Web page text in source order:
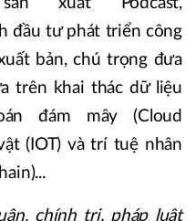
đầu tư phát triển công
bản, chú trọng đưa
trên khai thác dữ liệu
đám mây (Cloud
(IOT) và trí tuệ nhân
chính trị, pháp luật